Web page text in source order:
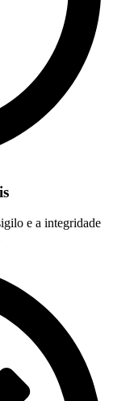
e a integridade